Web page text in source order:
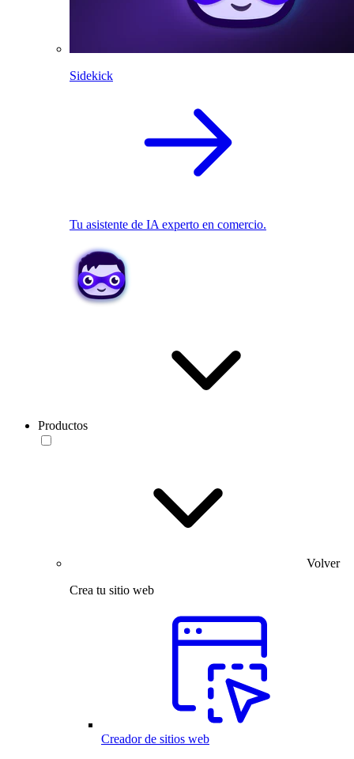
Sidekick
Tu asistente de IA experto en comercio.
Productos
Volver
Crea tu sitio web
Creador de sitios web